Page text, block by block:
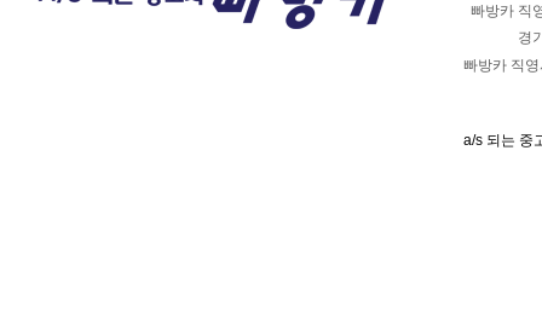
빠방카 직
경기도
빠방카 직
a/s 되는 중